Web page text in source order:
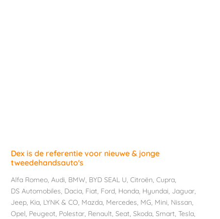
Dex is de referentie voor nieuwe & jonge
tweedehandsauto's
Alfa Romeo,Audi, BMW, BYD SEAL U,Citroën,Cupra,
DS Automobiles, Dacia, Fiat, Ford, Honda, Hyundai, Jaguar,
Jeep, Kia, LYNK & CO, Mazda, Mercedes, MG, Mini, Nissan,
Opel, Peugeot, Polestar, Renault,Seat,Skoda,Smart,Tesla,